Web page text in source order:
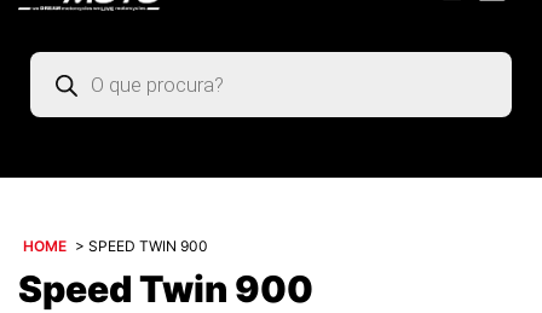
Pesquisar
produtos
HOME > SPEED TWIN 900
Speed Twin 900